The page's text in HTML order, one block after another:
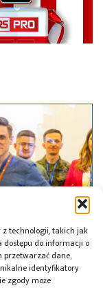
technologii, takich jak
dostępu do informacji o
przetwarzać dane,
identyfikatory
zgody może